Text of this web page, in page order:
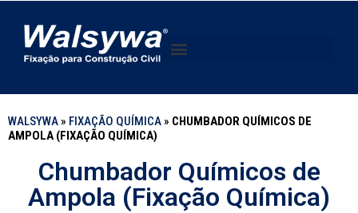
WALSYWA» FIXAÇÃO QUÍMICA» CHUMBADOR QUÍMICOS DE
AMPOLA (FIXAÇÃO QUÍMICA)
Chumbador Químicos de
Ampola (Fixação Química)